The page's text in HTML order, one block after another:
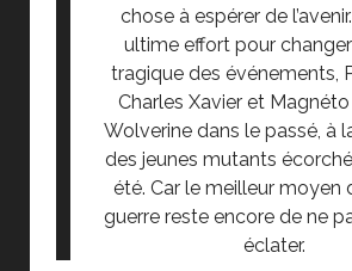
chose à espérer de
ultime effort pour
tragique des événements,
Charles Xavier et
Wolverine dans le passé, à
des jeunes mutants
été. Car le meilleur moyen
guerre reste encore de ne
éclater.